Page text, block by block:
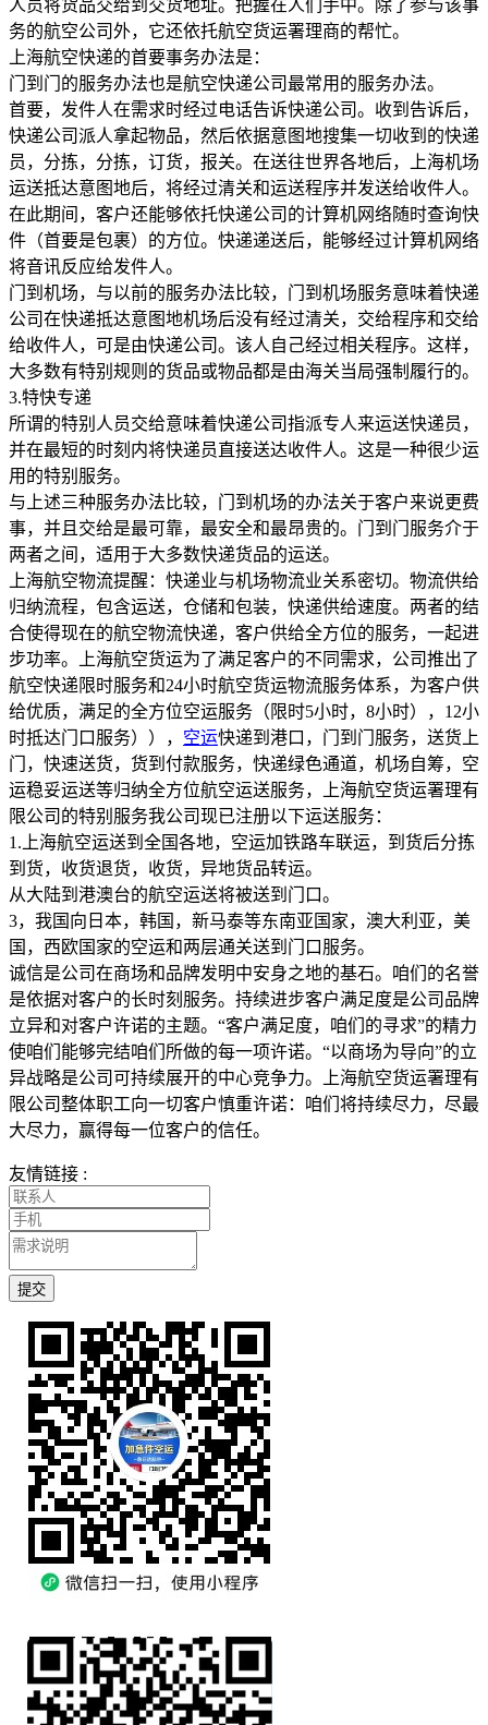
人员将货品交给到交货地址。把握在人们手中。除了参与该事
务的航空公司外，它还依托航空货运署理商的帮忙。
上海航空快递的首要事务办法是：
门到门的服务办法也是航空快递公司最常用的服务办法。
首要，发件人在需求时经过电话告诉快递公司。收到告诉后，
快递公司派人拿起物品，然后依据意图地搜集一切收到的快递
员，分拣，分拣，订货，报关。在送往世界各地后，上海机场
运送抵达意图地后，将经过清关和运送程序并发送给收件人。
在此期间，客户还能够依托快递公司的计算机网络随时查询快
件（首要是包裹）的方位。快递递送后，能够经过计算机网络
将音讯反应给发件人。
门到机场，与以前的服务办法比较，门到机场服务意味着快递
公司在快递抵达意图地机场后没有经过清关，交给程序和交给
给收件人，可是由快递公司。该人自己经过相关程序。这样，
大多数有特别规则的货品或物品都是由海关当局强制履行的。
3.特快专递
所谓的特别人员交给意味着快递公司指派专人来运送快递员，
并在最短的时刻内将快递员直接送达收件人。这是一种很少运
用的特别服务。
与上述三种服务办法比较，门到机场的办法关于客户来说更费
事，并且交给是最可靠，最安全和最昂贵的。门到门服务介于
两者之间，适用于大多数快递货品的运送。
上海航空物流提醒：快递业与机场物流业关系密切。物流供给
归纳流程，包含运送，仓储和包装，快递供给速度。两者的结
合使得现在的航空物流快递，客户供给全方位的服务，一起进
步功率。上海航空货运为了满足客户的不同需求，公司推出了
航空快递限时服务和24小时航空货运物流服务体系，为客户供
给优质，满足的全方位空运服务（限时5小时，8小时），12小
时抵达门口服务））， 空运快递到港口，门到门服务，送货上
门，快速送货，货到付款服务，快递绿色通道，机场自筹，空
运稳妥运送等归纳全方位航空运送服务，上海航空货运署理有
限公司的特别服务我公司现已注册以下运送服务：
1.上海航空运送到全国各地，空运加铁路车联运，到货后分拣
到货，收货退货，收货，异地货品转运。
从大陆到港澳台的航空运送将被送到门口。
3，我国向日本，韩国，新马泰等东南亚国家，澳大利亚，美
国，西欧国家的空运和两层通关送到门口服务。
诚信是公司在商场和品牌发明中安身之地的基石。咱们的名誉
是依据对客户的长时刻服务。持续进步客户满足度是公司品牌
立异和对客户许诺的主题。“客户满足度，咱们的寻求”的精力
使咱们能够完结咱们所做的每一项许诺。“以商场为导向”的立
异战略是公司可持续展开的中心竞争力。上海航空货运署理有
限公司整体职工向一切客户慎重许诺：咱们将持续尽力，尽最
大尽力，赢得每一位客户的信任。
友情链接 :
提交